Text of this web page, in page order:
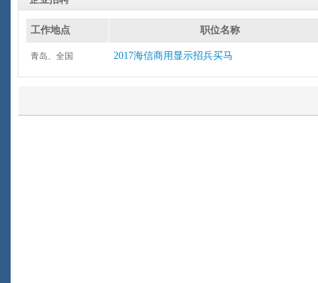
工作地点 职位名称
青岛、全国 2017海信商用显示招兵买马